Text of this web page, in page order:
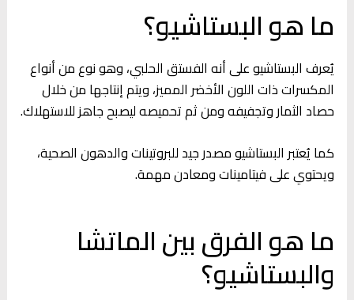
ما هو البستاشيو؟
يُعرف البستاشيو على أنه الفستق الحلبي، وهو نوع من أنواع
المكسرات ذات اللون الأخضر المميز، ويتم إنتاجها من خلال
حصاد الثمار وتجفيفه ومن ثم تحميصه ليصبح جاهز للاستهلاك.
كما يُعتبر البستاشيو مصدر جيد للبروتينات والدهون الصحية،
ويحتوي على فيتامينات ومعادن مهمة.
ما هو الفرق بين الماتشا
والبستاشيو؟